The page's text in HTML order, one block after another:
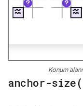
Konum
anchor-size(